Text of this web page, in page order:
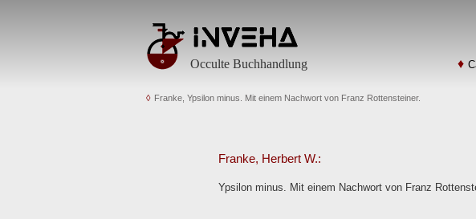
Occulte Buchhandlung
Franke, Ypsilon minus. Mit einem Nachwort von Franz Rottensteiner.
Franke, Herbert W.:
Ypsilon minus. Mit einem Nachwort von Franz